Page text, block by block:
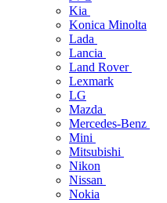
Kia
Konica Minolta
Lada
Lancia
Land Rover
Lexmark
LG
Mazda
Mercedes-Benz
Mini
Mitsubishi
Nikon
Nissan
Nokia